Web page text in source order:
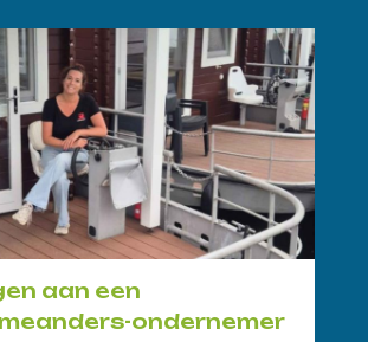
aan een
ondernemer